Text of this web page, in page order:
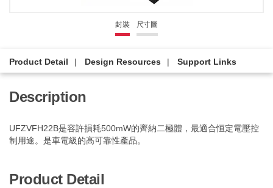
封裝 尺寸圖
Product Detail Design Resources Support Links
Description
UFZVFH22B是容許損耗500mW的齊納二極體，最適合恒定電壓控
制用途。是車電級的高可靠性產品。
Product Detail